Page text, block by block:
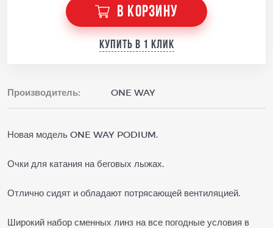
В КОРЗИНУ
Купить в 1 клик
Производитель: ONE WAY
Новая модель ONE WAY PODIUM.
Очки для катания на беговых лыжах.
Отлично сидят и обладают потрясающей вентиляцией.
Широкий набор сменных линз на все погодные условия в